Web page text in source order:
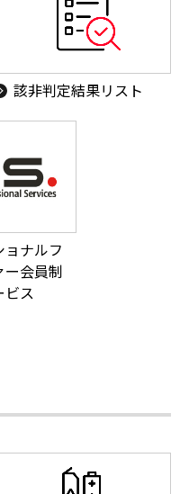
該非判定結果リスト
ョナルフ
ー会員制
ビス